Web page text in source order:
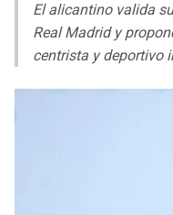
COPA SUDAMERICANA
LIGA BETPLAY
OTRAS LIGAS
El alicantino valida
Real Madrid y
centrista y deportivo